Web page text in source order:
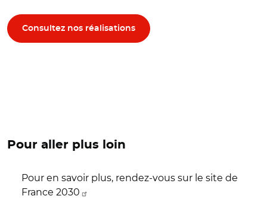
Consultez nos réalisations
Pour aller plus loin
Pour en savoir plus, rendez-vous sur le site de
France 2030